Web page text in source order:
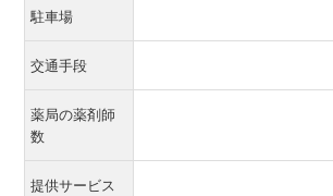
駐車場
交通手段
薬局の薬剤師
数
提供サービス